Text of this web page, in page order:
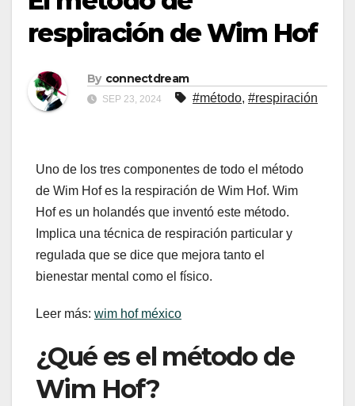
respiración de Wim Hof
By connectdream
SEP 23, 2024 #método, #respiración
Uno de los tres componentes de todo el método
de Wim Hof ​​es la respiración de Wim Hof. Wim
Hof ​​es un holandés que inventó este método.
Implica una técnica de respiración particular y
regulada que se dice que mejora tanto el
bienestar mental como el físico.
Leer más: wim hof méxico
¿Qué es el método de
Wim Hof?